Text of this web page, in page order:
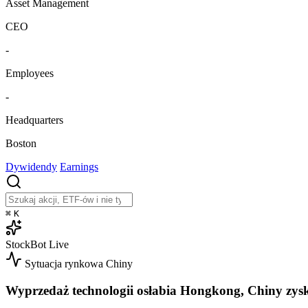
Asset Management
CEO
-
Employees
-
Headquarters
Boston
Dywidendy Earnings
⌘ K
StockBot Live
Sytuacja rynkowa Chiny
Wyprzedaż technologii osłabia Hongkong, Chiny